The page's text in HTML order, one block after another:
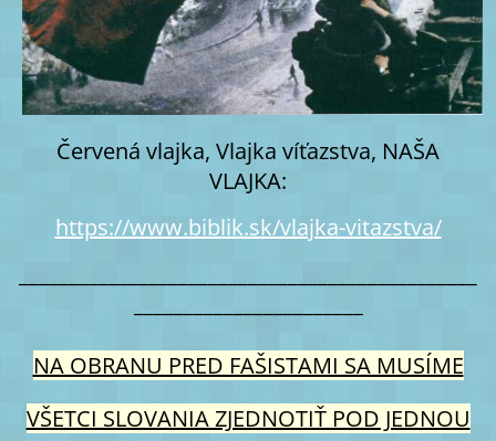
Červená vlajka, Vlajka víťazstva, NAŠA
VLAJKA:
https://www.biblik.sk/vlajka-vitazstva/
NA OBRANU PRED FAŠISTAMI SA MUSÍME
VŠETCI SLOVANIA ZJEDNOTIŤ POD JEDNOU